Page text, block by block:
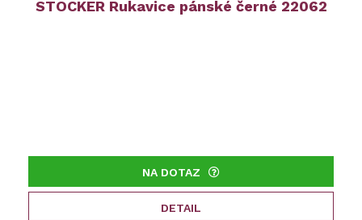
STOCKER Rukavice pánské černé 22062
NA DOTAZ
DETAIL